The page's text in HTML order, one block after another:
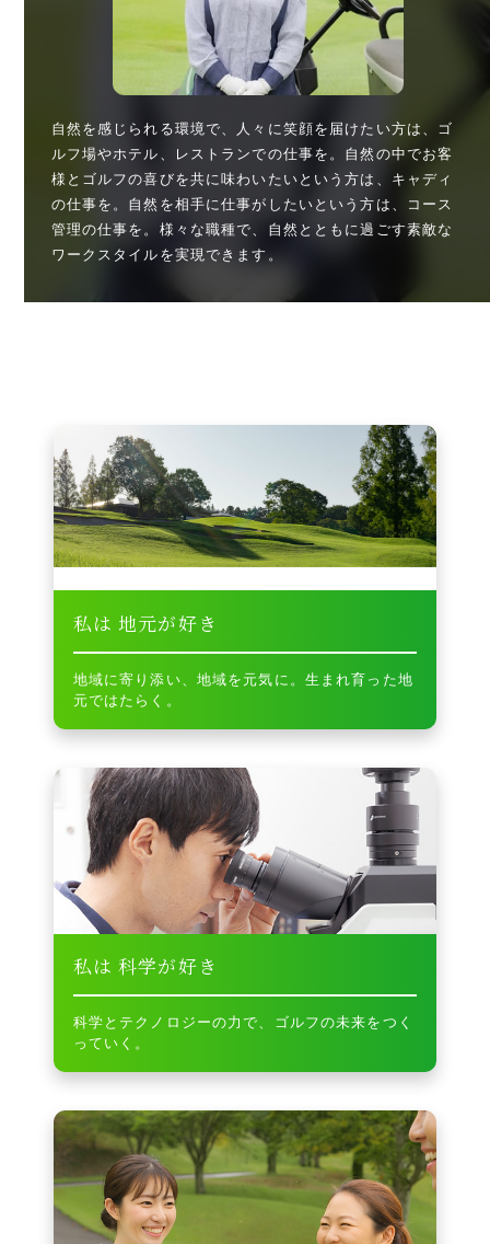
自然を感じられる環境で、人々に笑顔を届けたい方は、ゴ
ルフ場やホテル、レストランでの仕事を。自然の中でお客
様とゴルフの喜びを共に味わいたいという方は、キャディ
の仕事を。自然を相手に仕事がしたいという方は、コース
管理の仕事を。様々な職種で、自然とともに過ごす素敵な
ワークスタイルを実現できます。
私は 地元が好き
地域に寄り添い、地域を元気に。生まれ育った地
元ではたらく。
私は 科学が好き
科学とテクノロジーの力で、ゴルフの未来をつく
っていく。